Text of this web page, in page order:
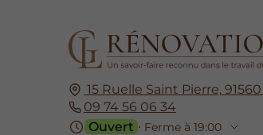
15 Ruelle Saint Pierre, 91560
09 74 56 06 34
Ouvert ⋅ Ferme à 19:00